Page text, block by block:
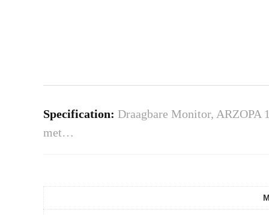
Specification: Draagbare Monitor, ARZOPA
met…